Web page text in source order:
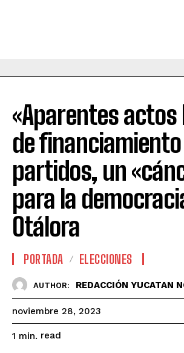
«Aparentes
de
partidos, un
para la
Otálora
PORTADA ELECCIONES
AUTHOR: REDACCIÓN YUCATAN
noviembre 28, 2023
1 min. read